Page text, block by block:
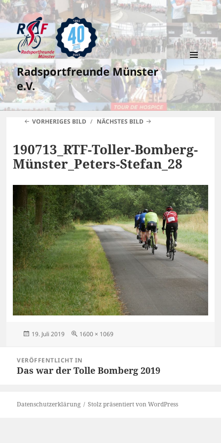
Radsportfreunde Münster
e.V.
MENÜ
UND
WIDGETS
VORHERIGES BILD NÄCHSTES BILD
190713_RTF-Toller-Bomberg-
Münster_Peters-Stefan_28
Veröffentlicht
19. Juli 2019 Originalgröße
1600 × 1069
VERÖFFENTLICHT IN
Das war der Tolle Bomberg 2019
Datenschutzerklärung Stolz präsentiert von WordPress